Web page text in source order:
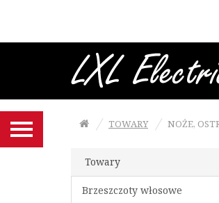
Gesztelki do brzeszczotów
Wyrzynarki i papier ścierny
Frezy, tarcze SABURRTOOTH
Narzędzia MANPA
Końcówki NIQUA do szlifierko-
Szczypce Niqua
TOWARY NOŻE,
Towary
Brzeszczoty włosowe